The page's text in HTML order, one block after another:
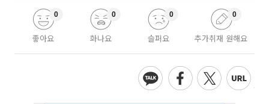
좋아요
0
화나요
0
슬퍼요
0
추가취재 원해요
0